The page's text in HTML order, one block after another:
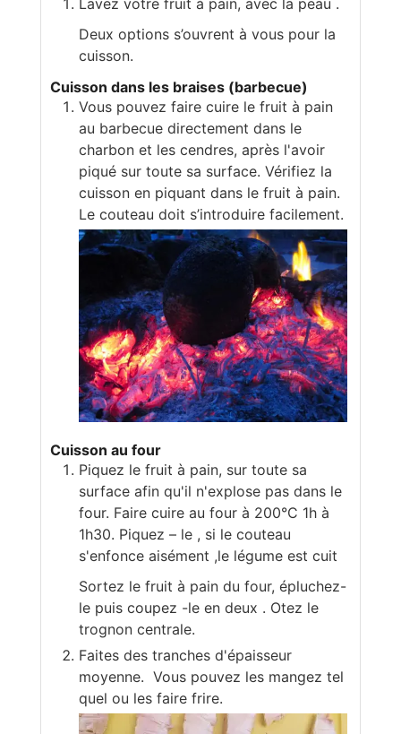
Lavez votre fruit à pain, avec la peau .
Deux options s’ouvrent à vous pour la
cuisson.
Cuisson dans les braises (barbecue)
Vous pouvez faire cuire le fruit à pain
au barbecue directement dans le
charbon et les cendres, après l'avoir
piqué sur toute sa surface. Vérifiez la
cuisson en piquant dans le fruit à pain.
Le couteau doit s’introduire facilement.
Cuisson au four
Piquez le fruit à pain, sur toute sa
surface afin qu'il n'explose pas dans le
four. Faire cuire au four à 200°C 1h à
1h30. Piquez – le , si le couteau
s'enfonce aisément ,le légume est cuit
Sortez le fruit à pain du four, épluchez-
le puis coupez -le en deux . Otez le
trognon centrale.
Faites des tranches d'épaisseur
moyenne. Vous pouvez les mangez tel
quel ou les faire frire.